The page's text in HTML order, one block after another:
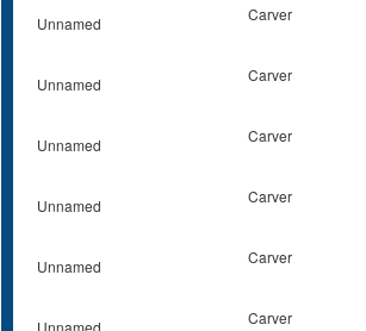
Unnamed Carver
Unnamed Carver
Unnamed Carver
Unnamed Carver
Unnamed Carver
Unnamed Carver